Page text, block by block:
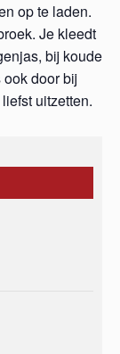
op te laden.
Je kleedt
bij koude
door bij
uitzetten.